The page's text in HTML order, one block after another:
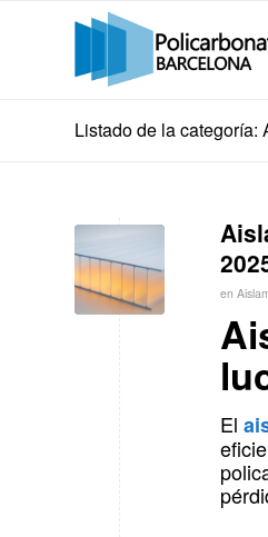
Listado de la categoría:
en
El